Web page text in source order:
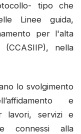
tipo che
Linee guida,
per l'alta
nella
lo svolgimento
e
lavori, servizi e
connessi alla